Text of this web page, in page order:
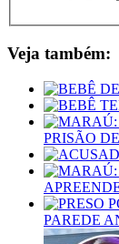
Veja também:
PRISÃO
PAREDE